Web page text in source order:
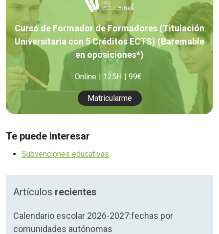
Curso de Formador de Formadores (Titulación
Universitaria con 5 Créditos ECTS) (Baremable
en oposiciones*)
Online 125H 99€
Matricularme
Te puede interesar
Subvenciones educativas
Artículos recientes
Calendario escolar 2026-2027:fechas por
comunidades autónomas